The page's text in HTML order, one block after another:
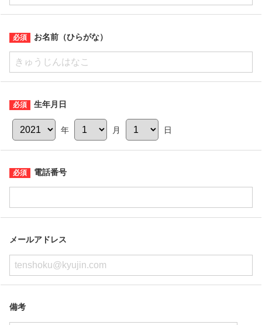
お名前（ひらがな）
生年月日
年 月 日
電話番号
メールアドレス
備考